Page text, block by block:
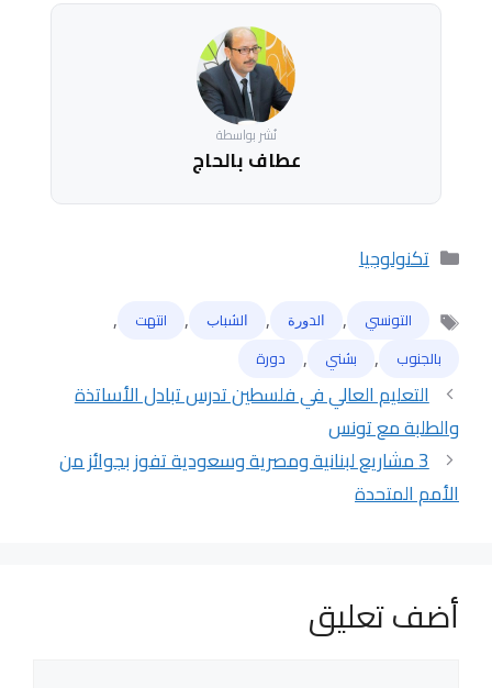
نُشر بواسطة
عطاف بالحاج
التصنيفات
تكنولوجيا
الوسوم
التونسي , ﺍﻟﺪﻭﺭﺓ , ﺍﻟﺸﺒﺎﺏ , انتهت ,
بالجنوب , بشني , دورة
التعليم العالي في فلسطين تدرس تبادل الأساتذة
والطلبة مع تونس
3 مشاريع لبنانية ومصرية وسعودية تفوز بجوائز من
الأمم المتحدة
أضف تعليق